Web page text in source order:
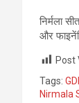
निर्मला
और
Post
Tags:
Nirmala